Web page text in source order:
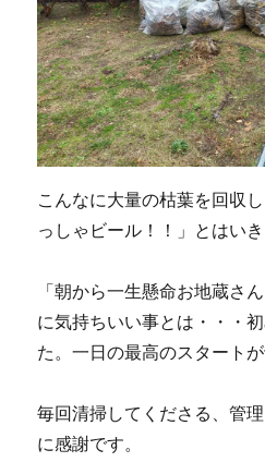
こんなに大量の枯葉を回収
っしゃビール！！」とはいき
「朝から一生懸命お地蔵さ
に気持ちいい事とは・・・
た。一日の最高のスタートが
毎回清掃してくださる、管
に感謝です。